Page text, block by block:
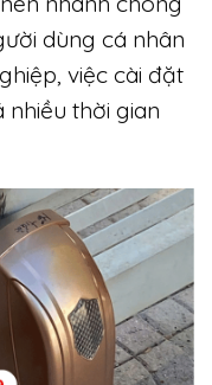
dùng cá nhân
việc cài đặt
thời gian